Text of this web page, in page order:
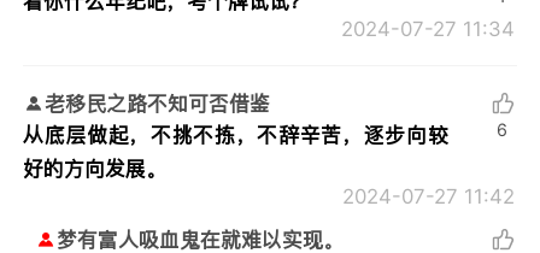
2024-07-27 11:34
老移民之路不知可否借鉴
从底层做起，不挑不拣，不辞辛苦，逐步向较
好的方向发展。
2024-07-27 11:42
6
梦有富人吸血鬼在就难以实现。